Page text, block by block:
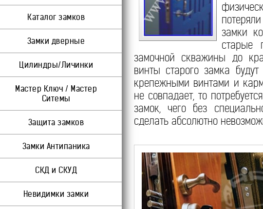
Каталог замков
Замки дверные
Цилиндры/Личинки
Мастер Ключ / Мастер
Ситемы
Защита замков
Замки Антипаника
СКД и СКУД
Невидимки замки
замки
старые
замочной скважины до
винты старого замка
крепежными винтами и
не совпадает, то
замок, чего без
сделать абсолютно